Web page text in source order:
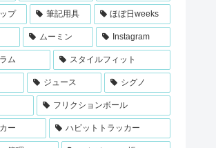
プ 筆記用具 ほぼ日weeks
ムーミン Instagram
ム スタイルフィット
ジュース シグノ
フリクションボール
ー ハビットトラッカー